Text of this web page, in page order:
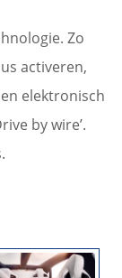
Zo
activeren,
elektronisch
by wire’.